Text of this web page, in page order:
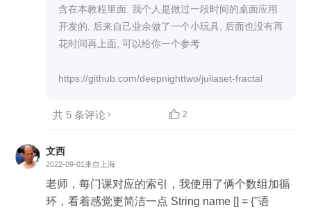
含在本教程里面. 我个人是做过一段时间的桌面应用
开发的. 后来自己业余做了一个小玩具, 后面也没有再
花时间再上面, 可以给你一个参考
共 5 条评论  2
文西
2022-09-01来自上海
老师，每门课对应的索引，我使用了俩个数组加循
环，看着感觉更简洁一点 String name [] = {"语